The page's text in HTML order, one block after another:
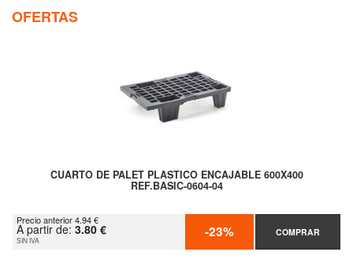
OFERTAS
CUARTO DE PALET PLASTICO ENCAJABLE 600X400
REF.BASIC-0604-04
Precio anterior 4.94 €
A partir de: 3.80 €
SIN IVA -23% COMPRAR